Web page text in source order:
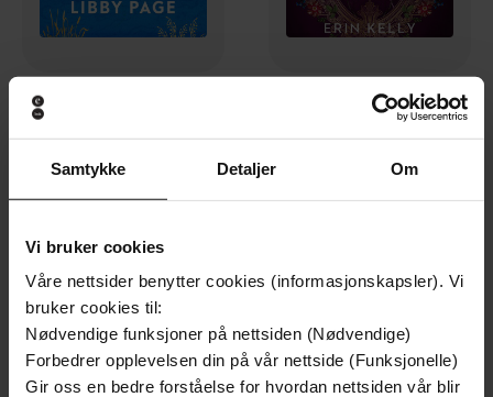
Samtykke Detaljer Om
Vi bruker cookies
Våre nettsider benytter cookies (informasjonskapsler). Vi
bruker cookies til:
Nødvendige funksjoner på nettsiden (Nødvendige)
Forbedrer opplevelsen din på vår nettside (Funksjonelle)
Gir oss en bedre forståelse for hvordan nettsiden vår blir
355,-
The House of Mirrors